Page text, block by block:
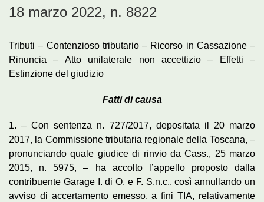
18 marzo 2022, n. 8822
Tributi – Contenzioso tributario – Ricorso in Cassazione –
Rinuncia – Atto unilaterale non accettizio – Effetti –
Estinzione del giudizio
Fatti di causa
1. – Con sentenza n. 727/2017, depositata il 20 marzo
2017, la Commissione tributaria regionale della Toscana, –
pronunciando quale giudice di rinvio da Cass., 25 marzo
2015, n. 5975, – ha accolto l’appello proposto dalla
contribuente Garage I. di O. e F. S.n.c., così annullando un
avviso di accertamento emesso, a fini TIA, relativamente